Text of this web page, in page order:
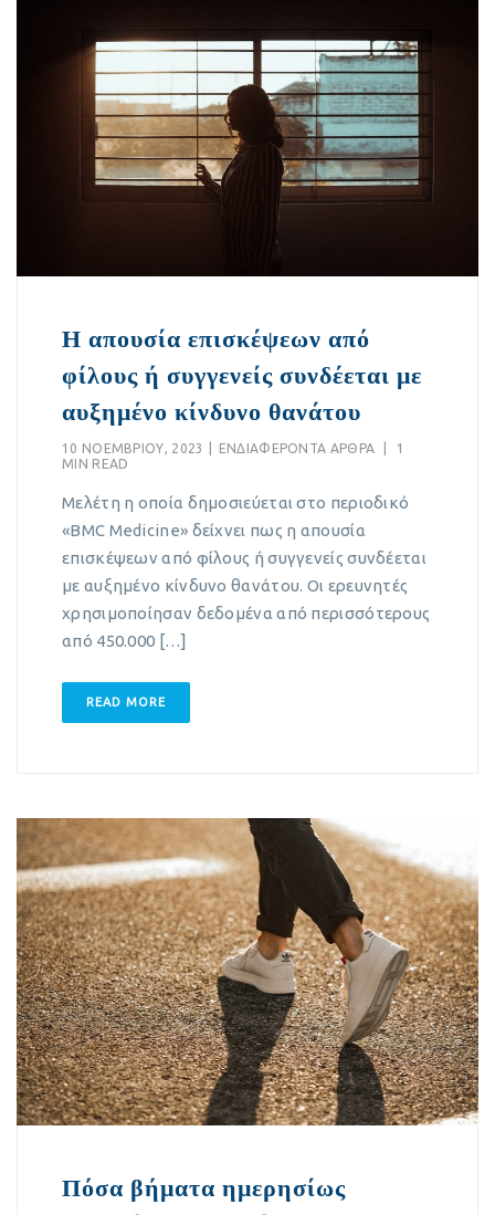
Η απουσία επισκέψεων από
φίλους ή συγγενείς συνδέεται με
αυξημένο κίνδυνο θανάτου
10 ΝΟΕΜΒΡΊΟΥ, 2023 EΝΔΙΑΦΈΡΟΝΤΑ ΆΡΘΡΑ
1
MIN READ
Μελέτη η οποία δημοσιεύεται στο περιοδικό
«BMC Medicine» δείχνει πως η απουσία
επισκέψεων από φίλους ή συγγενείς συνδέεται
με αυξημένο κίνδυνο θανάτου. Οι ερευνητές
χρησιμοποίησαν δεδομένα από περισσότερους
από 450.000 […]
READ MORE
Πόσα βήματα ημερησίως